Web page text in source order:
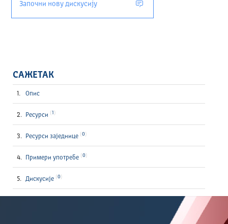
Започни нову дискусију
САЖЕТАК
Опис
Ресурси 1
Ресурси заједнице 0
Примери употребе 0
Дискусије 0